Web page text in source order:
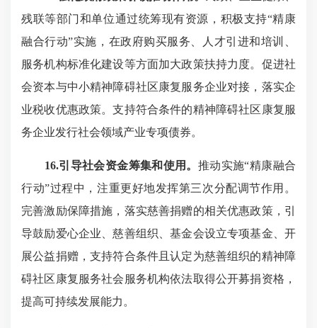
残联等部门和单位通过统筹现有资源，积极支持“精康
融合行动”实施，在政府购买服务、人才引进和培训、
服务机构标准化建设等方面加大政策扶持力度。促进社
会资本与中小精神障碍社区康复服务企业对接，落实企
业税收优惠政策。支持符合条件的精神障碍社区康复服
务企业发行社会领域产业专项债券。
16.引导社会资金筹集和使用。 推动实施“精康融合
行动”过程中，注重更好地发挥第三次分配调节作用。
完善激励保障措施，落实慈善捐赠的相关优惠政策，引
导鼓励爱心企业、慈善组织、基金会设立专项基金、开
展公益捐赠，支持符合条件且认定为慈善组织的精神障
碍社区康复服务社会服务机构依法取得公开募捐资格，
提高可持续发展能力。